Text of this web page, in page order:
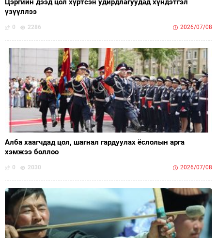
Цэргийн дээд цол хүртсэн удирдлагуудад хүндэтгэл
үзүүллээ
0 2286 2026/07/08
Алба хаагчдад цол, шагнал гардуулах ёслолын арга
хэмжээ боллоо
0 2030 2026/07/08